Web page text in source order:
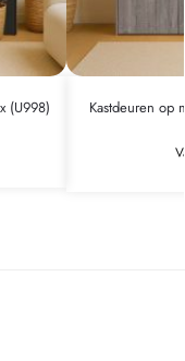
(U998) Kastdeuren op